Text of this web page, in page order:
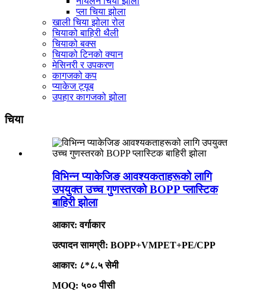
प्ला चिया झोला
खाली चिया झोला रोल
चियाको बाहिरी थैली
चियाको बक्स
चियाको टिनको क्यान
मेसिनरी र उपकरण
कागजको कप
प्याकेज ट्यूब
उपहार कागजको झोला
चिया
विभिन्न प्याकेजिङ आवश्यकताहरूको लागि
उपयुक्त उच्च गुणस्तरको BOPP प्लास्टिक
बाहिरी झोला
आकार: वर्गाकार
उत्पादन सामग्री: BOPP+VMPET+PE/CPP
आकार: ८*८.५ सेमी
MOQ: ५०० पीसी